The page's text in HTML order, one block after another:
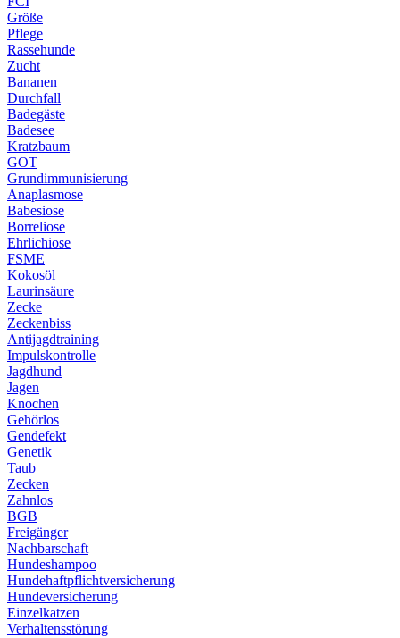
Größe
Pflege
Rassehunde
Zucht
Bananen
Durchfall
Badegäste
Badesee
Kratzbaum
GOT
Grundimmunisierung
Anaplasmose
Babesiose
Borreliose
Ehrlichiose
FSME
Kokosöl
Laurinsäure
Zecke
Zeckenbiss
Antijagdtraining
Impulskontrolle
Jagdhund
Jagen
Knochen
Gehörlos
Gendefekt
Genetik
Taub
Zecken
Zahnlos
BGB
Freigänger
Nachbarschaft
Hundeshampoo
Hundehaftpflichtversicherung
Hundeversicherung
Einzelkatzen
Verhaltensstörung